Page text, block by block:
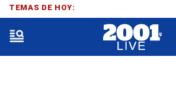
TEMAS DE HOY: